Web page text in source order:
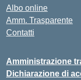
Albo online
Amm. Trasparente
Contatti
Amministrazione
Dichiarazione di